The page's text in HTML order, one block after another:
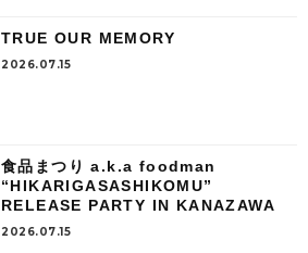
TRUE OUR MEMORY
2026.07.15
食品まつり a.k.a foodman
“HIKARIGASASHIKOMU”
RELEASE PARTY IN KANAZAWA
2026.07.15